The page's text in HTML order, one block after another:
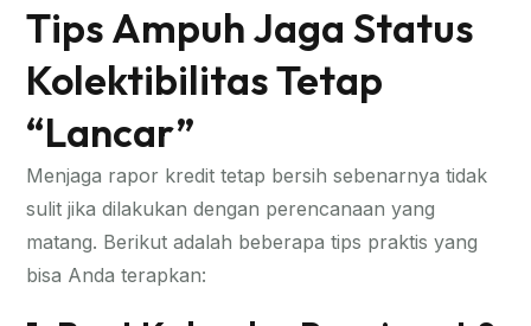
Tips Ampuh Jaga Status
Kolektibilitas Tetap
“Lancar”
Menjaga rapor kredit tetap bersih sebenarnya tidak
sulit jika dilakukan dengan perencanaan yang
matang. Berikut adalah beberapa tips praktis yang
bisa Anda terapkan: